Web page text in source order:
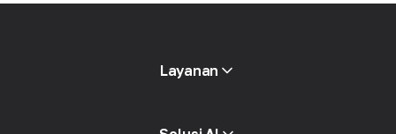
Layanan
Proxy mobile